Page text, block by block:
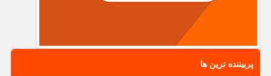
پربیننده ترین ها